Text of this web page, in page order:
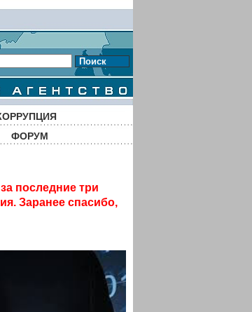
Поиск
ФОРУМ
последние три
Заранее спасибо,